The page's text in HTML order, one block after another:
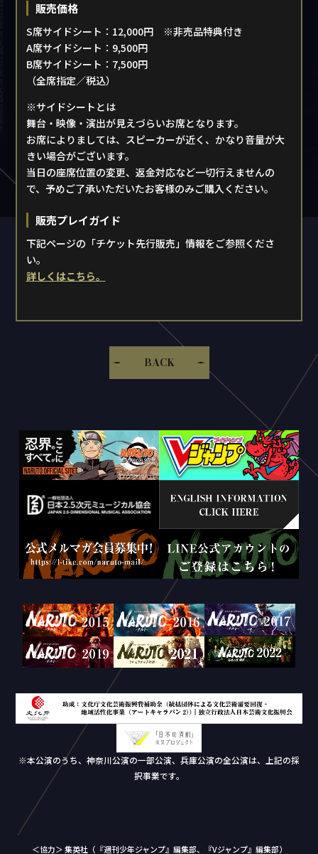
TOP
トップ
ニュース
CAST/STAFF
キャスト/スタッフ
SCHEDULE/TICKET
MOVIE
STREAMING
Blu-ray&DVD
ブルーレイ＆DVD
GUIDE
ガイド
販売価格
S席サイドシート：12,000円 ※非売品特典付き
A席サイドシート：9,500円
B席サイドシート：7,500円
（全席指定／税込）
※サイドシートとは
舞台・映像・演出が見えづらいお席となります。
お席によりましては、スピーカーが近く、かなり音量が大
きい場合がございます。
当日の座席位置の変更、返金対応など一切行えませんの
で、予めご了承いただいたお客様のみご購入ください。
販売プレイガイド
下記ページの「チケット先行販売」情報をご参照くださ
い。
詳しくはこちら。
BACK
※本公演のうち、神奈川公演の一部公演、兵庫公演の全公演は、上記の採
択事業です。
＜協力＞ 集英社（『週刊少年ジャンプ』編集部、『Vジャンプ』編集部）